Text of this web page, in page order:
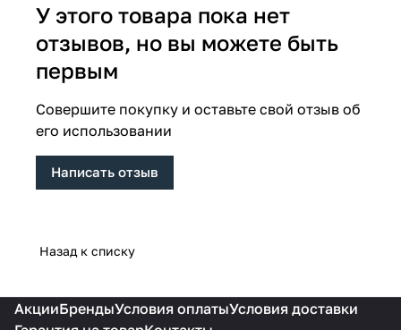
У этого товара пока нет
отзывов, но вы можете быть
первым
Совершите покупку и оставьте свой отзыв об
его использовании
Написать отзыв
Назад к списку
АкцииБрендыУсловия оплатыУсловия доставки